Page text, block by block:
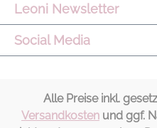
Leoni Newsletter
Social Media
Alle Preise inkl.
Versandkosten und ggf.